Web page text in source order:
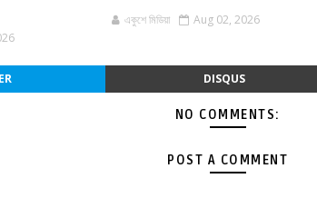
একুশে মিডিয়া Aug 02, 2026
DISQUS
NO COMMENTS:
POST A COMMENT